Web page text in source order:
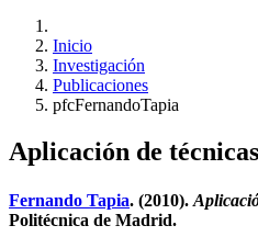
Inicio
Investigación
Publicaciones
pfcFernandoTapia
Aplicación de
Fernando Tapia. (2010).
Politécnica de Madrid.